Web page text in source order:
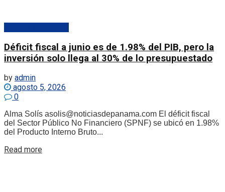
Déficit fiscal a junio es de 1.98% del PIB, pero la
inversión solo llega al 30% de lo presupuestado
by admin
agosto 5, 2026
0
Alma Solís asolis@noticiasdepanama.com El déficit fiscal
del Sector Público No Financiero (SPNF) se ubicó en 1.98%
del Producto Interno Bruto...
Read more